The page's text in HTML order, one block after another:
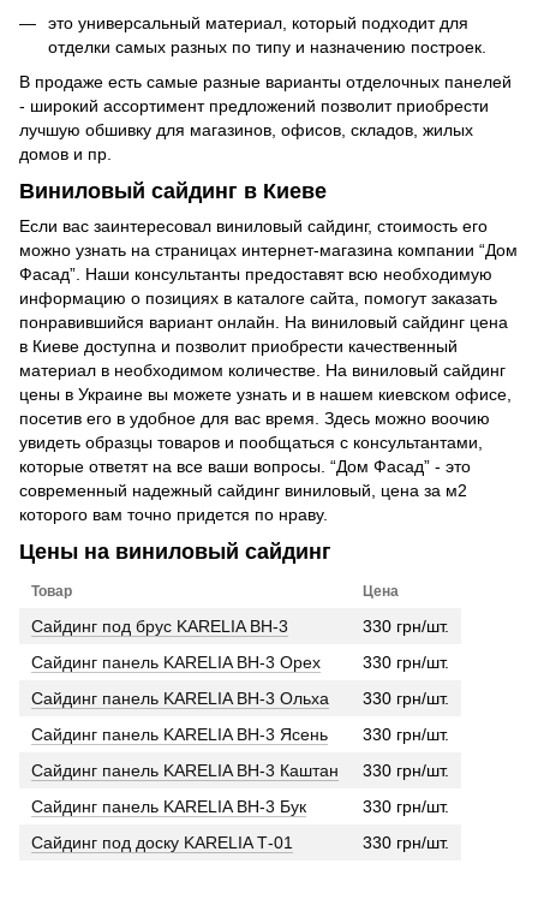
это универсальный материал, который подходит для
отделки самых разных по типу и назначению построек.
В продаже есть самые разные варианты отделочных панелей
- широкий ассортимент предложений позволит приобрести
лучшую обшивку для магазинов, офисов, складов, жилых
домов и пр.
Виниловый сайдинг в Киеве
Если вас заинтересовал виниловый сайдинг, стоимость его
можно узнать на страницах интернет-магазина компании “Дом
Фасад”. Наши консультанты предоставят всю необходимую
информацию о позициях в каталоге сайта, помогут заказать
понравившийся вариант онлайн. На виниловый сайдинг цена
в Киеве доступна и позволит приобрести качественный
материал в необходимом количестве. На виниловый сайдинг
цены в Украине вы можете узнать и в нашем киевском офисе,
посетив его в удобное для вас время. Здесь можно воочию
увидеть образцы товаров и пообщаться с консультантами,
которые ответят на все ваши вопросы. “Дом Фасад” - это
современный надежный сайдинг виниловый, цена за м2
которого вам точно придется по нраву.
Цены на виниловый сайдинг
Товар Цена
Сайдинг под брус KARELIA ВН-3
330 грн/шт.
Сайдинг панель KARELIA ВН-3 Орех
330 грн/шт.
Сайдинг панель KARELIA ВН-3 Ольха
330 грн/шт.
Сайдинг панель KARELIA ВН-3 Ясень
330 грн/шт.
Сайдинг панель KARELIA ВН-3 Каштан
330 грн/шт.
Сайдинг панель KARELIA ВН-3 Бук
330 грн/шт.
Сайдинг под доску KARELIA Т-01
330 грн/шт.